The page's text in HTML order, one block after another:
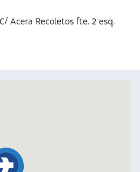
Acera Recoletos fte. 2 esq.